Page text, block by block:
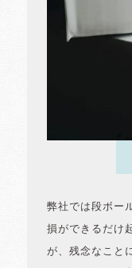
弊社では段ボー
損ができるだけ
が、残念なこと